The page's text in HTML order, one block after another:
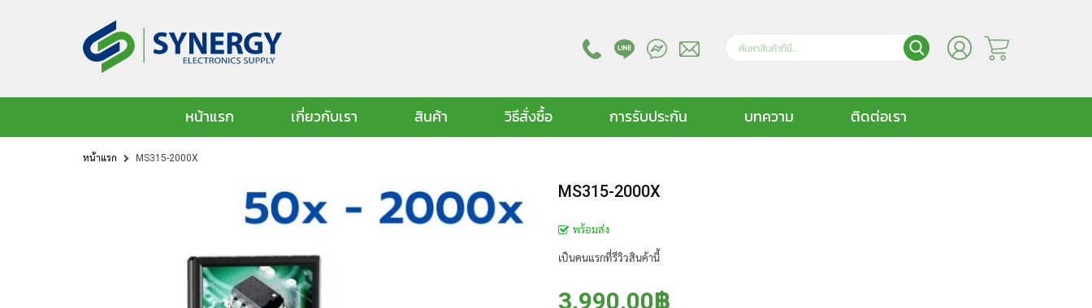
หน้าแรก เกี่ยวกับเรา สินค้า วิธีสั่งซื้อ การรับประกัน บทความ ติดต่อเรา
หน้าแรก MS315-2000X
MS315-2000X
พร้อมส่ง
เป็นคนแรกที่รีวิวสินค้านี้
3,990.00฿